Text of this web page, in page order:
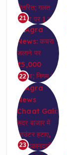
21
22
23